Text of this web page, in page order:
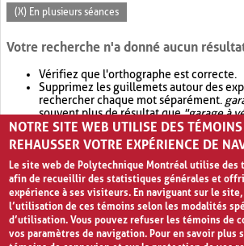
(X) En plusieurs séances
Votre recherche n'a donné aucun
Vérifiez que l'orthographe est correcte.
Supprimez les guillemets autour des
rechercher chaque mot séparément.
souvent plus de résultat que"garage à
Envisagez d'élargir votre recherche avec
retournera souvent plus de résultat que
NOTRE SITE WEB UTILISE DES
REHAUSSER VOTRE EXPÉRIENCE DE
Le site web de Polytechnique Montréal utilise des
afin de recueillir des statistiques générales et
expérience à ses visiteurs. En naviguant sur le
l’utilisation de ces témoins selon les modalités
d’utilisation. Vous pouvez refuser les témoins de
vos paramètres de navigation. Pour en savoir plus